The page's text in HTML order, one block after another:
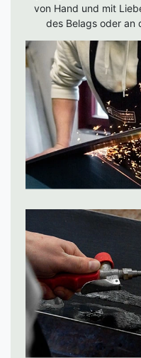
von Hand und mit
des Belags oder an